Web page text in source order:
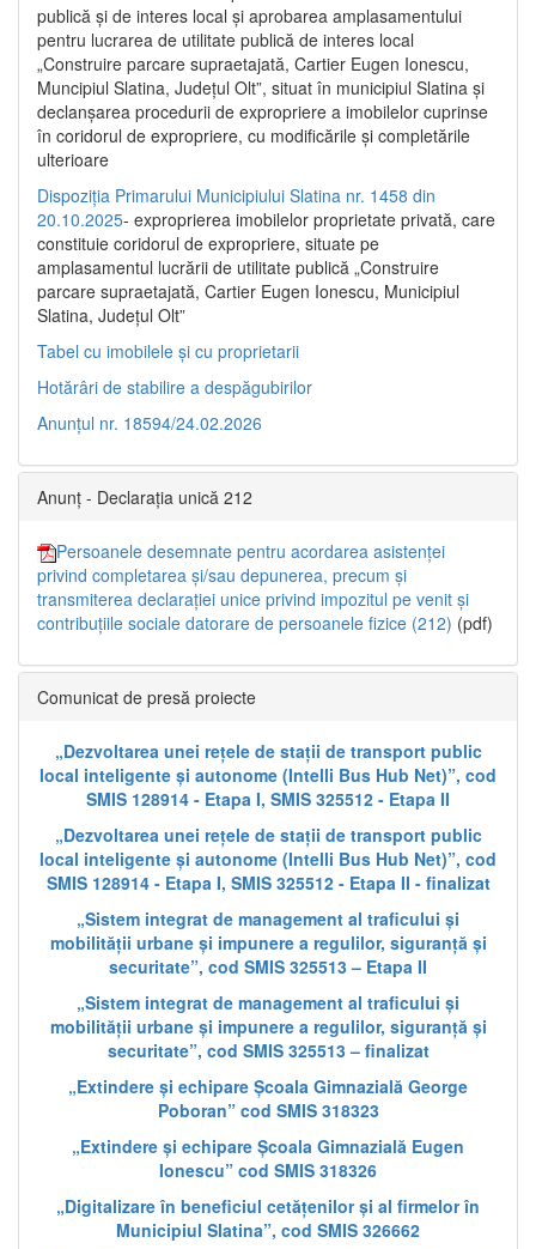
publică şi de interes local şi aprobarea amplasamentului
pentru lucrarea de utilitate publică de interes local
„Construire parcare supraetajată, Cartier Eugen Ionescu,
Muncipiul Slatina, Judeţul Olt”, situat în municipiul Slatina şi
declanşarea procedurii de expropriere a imobilelor cuprinse
în coridorul de expropriere, cu modificările şi completările
ulterioare
Dispoziția Primarului Municipiului Slatina nr. 1458 din
20.10.2025- exproprierea imobilelor proprietate privată, care
constituie coridorul de expropriere, situate pe
amplasamentul lucrării de utilitate publică „Construire
parcare supraetajată, Cartier Eugen Ionescu, Municipiul
Slatina, Județul Olt”
Tabel cu imobilele și cu proprietarii
Hotărâri de stabilire a despăgubirilor
Anunțul nr. 18594/24.02.2026
Anunț - Declarația unică 212
Persoanele desemnate pentru acordarea asistenței
privind completarea și/sau depunerea, precum și
transmiterea declarației unice privind impozitul pe venit și
contribuțiile sociale datorare de persoanele fizice (212) (pdf)
Comunicat de presă proiecte
„Dezvoltarea unei rețele de stații de transport public
local inteligente și autonome (Intelli Bus Hub Net)”, cod
SMIS 128914 - Etapa I, SMIS 325512 - Etapa II
„Dezvoltarea unei rețele de stații de transport public
local inteligente și autonome (Intelli Bus Hub Net)”, cod
SMIS 128914 - Etapa I, SMIS 325512 - Etapa II - finalizat
„Sistem integrat de management al traficului și
mobilității urbane și impunere a regulilor, siguranță și
securitate”, cod SMIS 325513 – Etapa II
„Sistem integrat de management al traficului și
mobilității urbane și impunere a regulilor, siguranță și
securitate”, cod SMIS 325513 – finalizat
„Extindere și echipare Școala Gimnazială George
Poboran” cod SMIS 318323
„Extindere și echipare Școala Gimnazială Eugen
Ionescu” cod SMIS 318326
„Digitalizare în beneficiul cetățenilor și al firmelor în
Municipiul Slatina”, cod SMIS 326662